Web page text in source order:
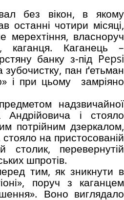
без вікон, в якому
останні чотири місяці,
мерехтіння, власноруч
каганця. Каганець –
банку з-під Pepsi
пан ґетьман
і при цьому замріяно
надзвичайної
Андрійовича і стояло
потрійним дзеркалом,
на пристосованій
столик, перевернутій
шпротів.
тим, як зникнути в
поруч з каганцем
Воно виглядало